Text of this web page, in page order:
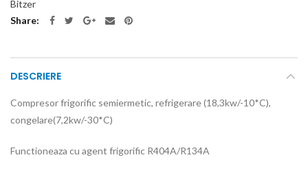
Bitzer
Share
DESCRIERE
Compresor frigorific semiermetic, refrigerare (18,3kw/-10*C),
congelare(7,2kw/-30*C)
Functioneaza cu agent frigorific R404A/R134A